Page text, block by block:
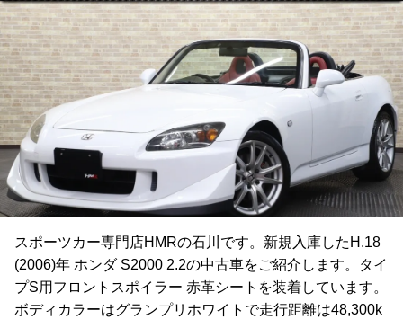
スポーツカー専門店HMRの石川です。新規入庫したH.18
(2006)年 ホンダ S2000 2.2の中古車をご紹介します。タイ
プS用フロントスポイラー 赤革シートを装着しています。
ボディカラーはグランプリホワイトで走行距離は48,300k